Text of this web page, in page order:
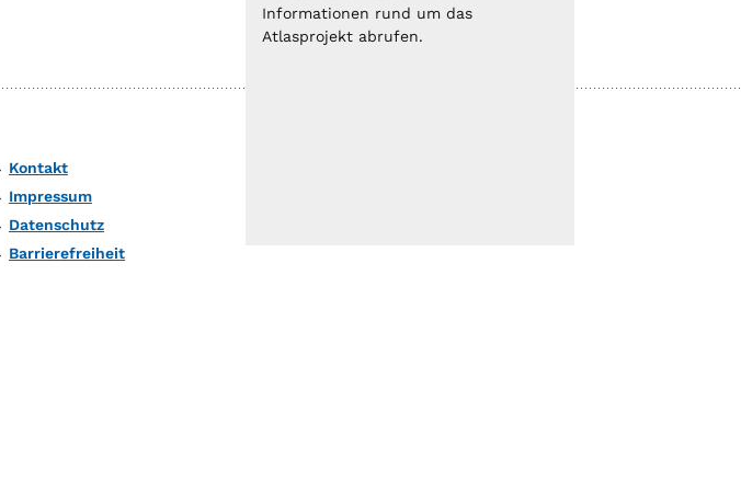
Informationen rund um das
Atlasprojekt abrufen.
Kontakt
Impressum
Datenschutz
Barrierefreiheit